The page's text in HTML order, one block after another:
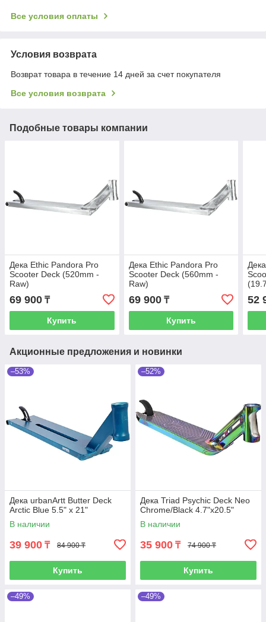
Все условия оплаты
Условия возврата
Возврат товара в течение 14 дней за счет покупателя
Все условия возврата
Подобные товары компании
Дека Ethic Pandora Pro
Scooter Deck (520mm -
Raw)
69 900 ₸
Купить
Дека Ethic Pandora Pro
Scooter Deck (560mm -
Raw)
69 900₸
Купить
52
Акционные предложения и новинки
–53%
Дека urbanArtt Butter Deck
Arctic Blue 5.5" x 21"
В наличии
39 900 ₸ 84 900 ₸
Купить
–52%
Дека Triad Psychic Deck Neo
Chrome/Black 4.7"x20.5"
В наличии
35 900 ₸ 74 900 ₸
Купить
–49% –49%